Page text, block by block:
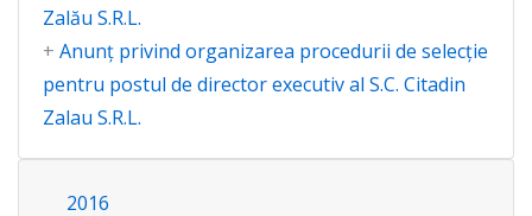
Zalău S.R.L.
+ Anunț privind organizarea procedurii de selecție
pentru postul de director executiv al S.C. Citadin
Zalau S.R.L.
2016